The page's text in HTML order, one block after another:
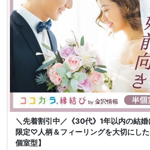
＼先着割引中／《30代》1年以内の結
限定♡人柄＆フィーリングを大切にし
個室型】